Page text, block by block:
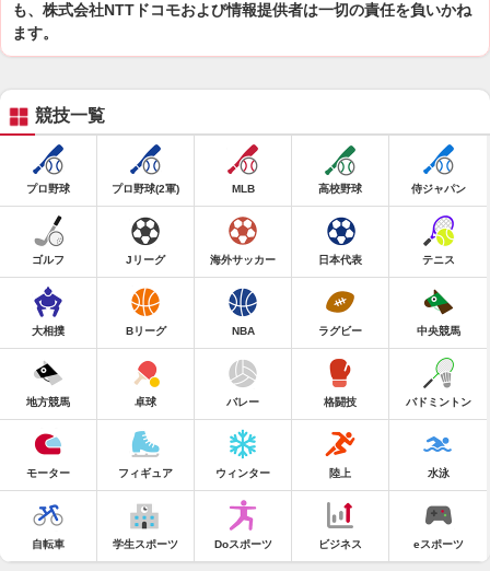
も、株式会社NTTドコモおよび情報提供者は一切の責任を負いかね
ます。
競技一覧
プロ野球 プロ野球(2軍) MLB 高校野球 侍ジャパン
ゴルフ Jリーグ 海外サッカー 日本代表 テニス
大相撲 Bリーグ NBA ラグビー 中央競馬
地方競馬 卓球 バレー 格闘技 バドミントン
モーター フィギュア ウィンター 陸上 水泳
自転車 学生スポーツ Doスポーツ ビジネス eスポーツ